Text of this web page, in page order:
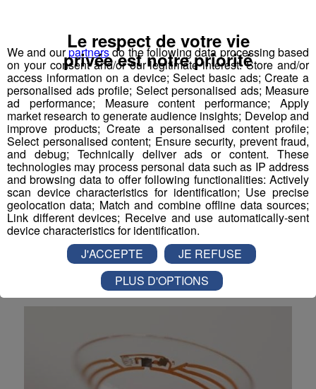
Julie Gayet topless en Une d'un
magazine
Un magazine espagnol a rajouté de l'huile sur le feu
dans l'affaire Hollande-Gayet en faisant sa
couverture avec une photographie de l'actrice Julie
Gayet seins nus.
We and ourpartnersdo the following data processing based
on your consent and/or our legitimate interest: Store and/or
access information on a device; Select basic ads; Create a
personalised ads profile; Select personalised ads; Measure
ad performance; Measure content performance; Apply
market research to generate audience insights; Develop and
improve products; Create a personalised content profile;
Select personalised content; Ensure security, prevent fraud,
and debug; Technically deliver ads or content. These
technologies may process personal data such as IP address
and browsing data to offer following functionalities: Actively
scan device characteristics for identification; Use precise
geolocation data; Match and combine offline data sources;
Link different devices; Receive and use automatically-sent
device characteristics for identification.
Le respect de votre vie
privée est notre priorité
J'ACCEPTE
JE REFUSE
PLUS D'OPTIONS